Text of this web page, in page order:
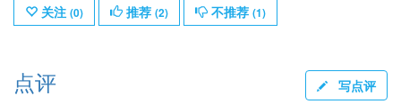
关注 (0) 推荐 (2) 不推荐 (1)
点评 写点评